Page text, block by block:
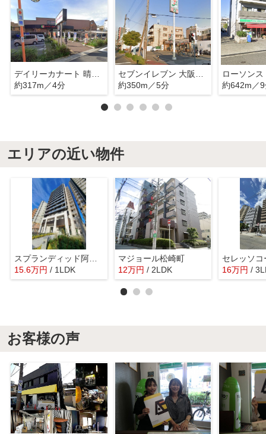
デイリーカナート 晴明通店
約317m／4分
約350m／5分
約642m／
エリアの近い物件
スプランディッド阿倍野
15.6万円 / 1LDK
マジョール松崎町
12万円 / 2LDK
セレッソ
16万円 /
お客様の声